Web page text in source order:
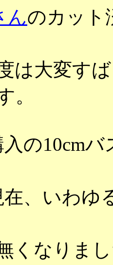
んのカット
は大変す
。
入の10cm
在、いわ
くなりま